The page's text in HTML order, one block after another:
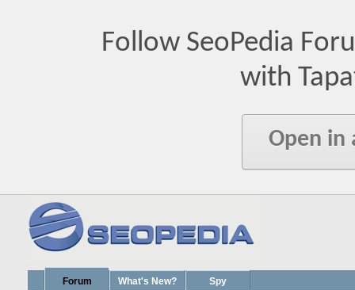
Follow SeoPedia
with
Open in
Forum What's New? Spy